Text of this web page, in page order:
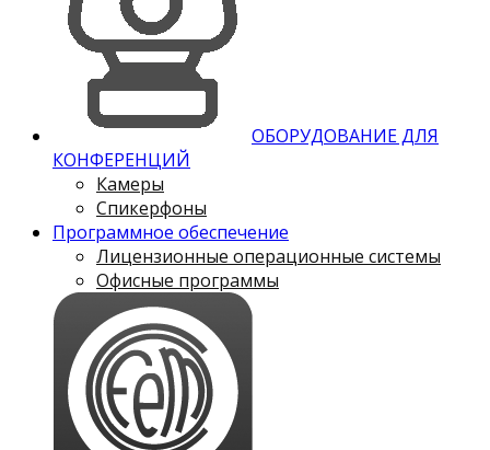
ОБОРУДОВАНИЕ ДЛЯ
КОНФЕРЕНЦИЙ
Камеры
Спикерфоны
Программное обеспечение
Лицензионные операционные системы
Офисные программы